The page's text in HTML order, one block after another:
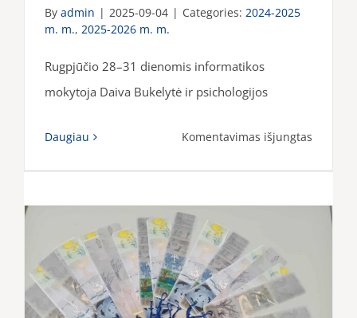
By admin | 2025-09-04 | Categories: 2024-2025
m. m., 2025-2026 m. m.
Rugpjūčio 28–31 dienomis informatikos
mokytoja Daiva Bukelytė ir psichologijos
Daugiau Komentavimas išjungtas